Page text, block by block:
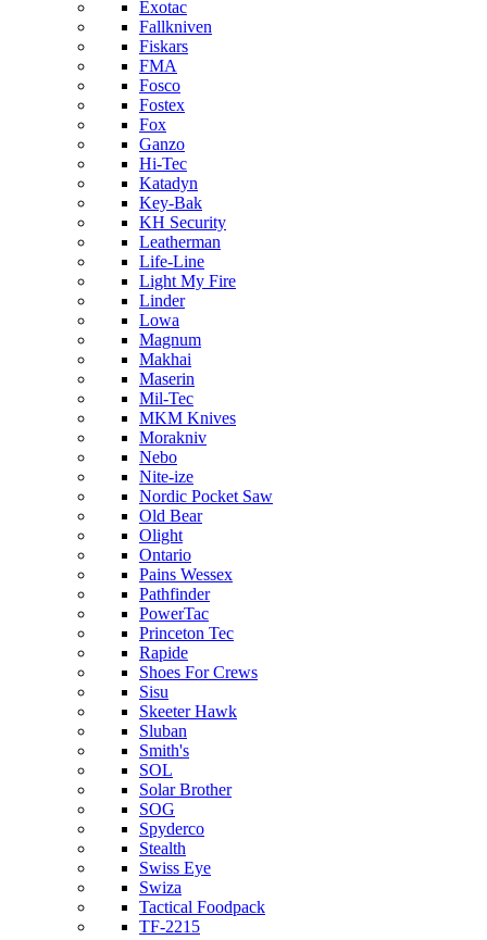
Exotac
Fallkniven
Fiskars
FMA
Fosco
Fostex
Fox
Ganzo
Hi-Tec
Katadyn
Key-Bak
KH Security
Leatherman
Life-Line
Light My Fire
Linder
Lowa
Magnum
Makhai
Maserin
Mil-Tec
MKM Knives
Morakniv
Nebo
Nite-ize
Nordic Pocket Saw
Old Bear
Olight
Ontario
Pains Wessex
Pathfinder
PowerTac
Princeton Tec
Rapide
Shoes For Crews
Sisu
Skeeter Hawk
Sluban
Smith's
SOL
Solar Brother
SOG
Spyderco
Stealth
Swiss Eye
Swiza
Tactical Foodpack
TF-2215